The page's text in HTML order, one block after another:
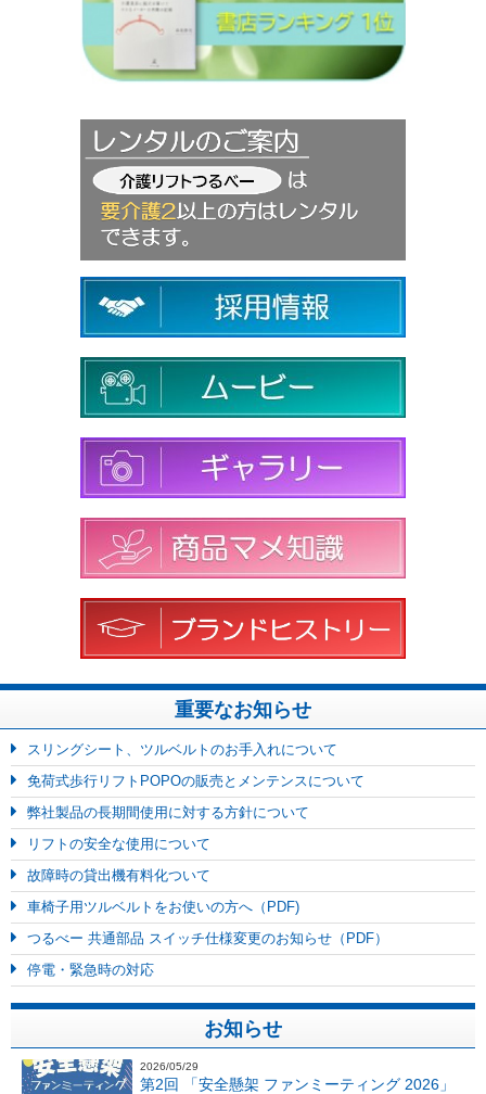
重要なお知らせ
スリングシート、ツルベルトのお手入れについて
免荷式歩行リフトPOPOの販売とメンテンスについて
弊社製品の長期間使用に対する方針について
リフトの安全な使用について
故障時の貸出機有料化ついて
車椅子用ツルベルトをお使いの方へ（PDF)
つるべー 共通部品 スイッチ仕様変更のお知らせ（PDF）
停電・緊急時の対応
お知らせ
2026/05/29
第2回 「安全懸架 ファンミーティング 2026」